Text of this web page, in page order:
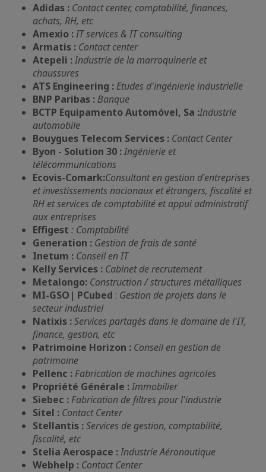
Adidas : Contact center, comptabilité, finances,
achats, RH, etc
Amexio :IT services & IT consulting
Armatis : Contact center
Atepeli :Industrie de la marroquinerie et
chaussures
ATS Engineering : Etudes d'ingénierie industrielle
BNP Paribas : Banque
BCTP Equipamento Automóvel, Sa :Industrie
automobile
Bouygues Telecom Services : Contact Center
Byon - Solution 30 :Ingénierie et
télécommunications
Ecovis-Comark:Consultant en gestion d'entreprises
et investissements nacionaux et étrangers, fiscalité et
RH et services de comptabilité et appui administratif
aux entreprises
Effigest : Comptabilité
Generation : Gestion de frais de santé
Inetum : Conseil en IT
Kelly Services : Cabinet de recrutement
Metalongo: Construction / structures métalliques
MI-GSO| PCubed : Gestion de projets dans le
secteur industriel
Natixis :Services partagés dans le domaine de l'IT,
finance, gestion, etc
Patrimoine Horizon : Conseil en gestion de
patrimoine
Pellenc : Fabrication de machines agricoles
Propriété Générale :Immobilier
Siebec : Fabrication de filtres pour l'industrie
Sitel : Contact Center
Stellantis :Services de gestion, comptabilité,
fiscalité, etc
Stelia Aerospace :Industrie Aéronautique
Webhelp : Contact Center